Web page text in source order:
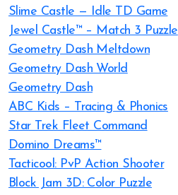
Slime Castle — Idle TD Game
Jewel Castle™ – Match 3 Puzzle
Geometry Dash Meltdown
Geometry Dash World
Geometry Dash
ABC Kids – Tracing & Phonics
Star Trek Fleet Command
Domino Dreams™
Tacticool: PvP Action Shooter
Block Jam 3D: Color Puzzle